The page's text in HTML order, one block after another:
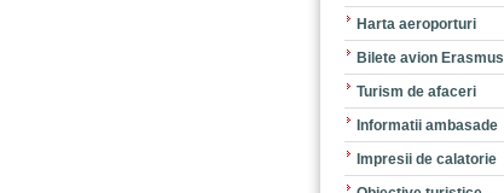
Harta aeroporturi
Bilete avion Erasmus
Turism de afaceri
Informatii ambasade
Impresii de calatorie